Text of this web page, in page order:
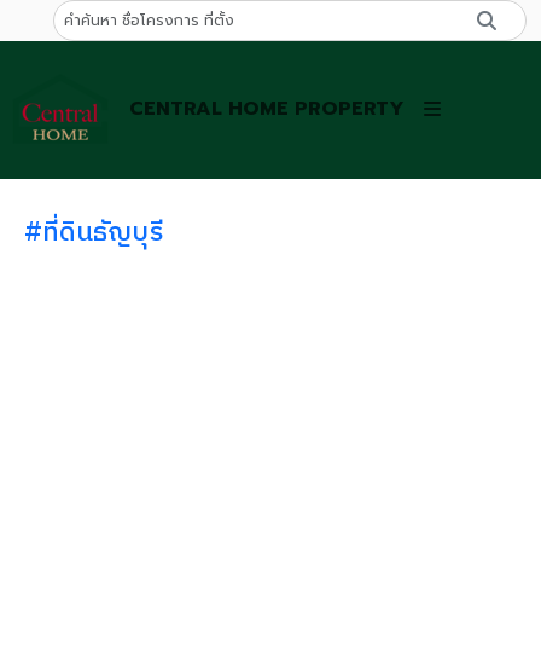
CENTRAL HOME PROPERTY
#ที่ดินธัญบุรี